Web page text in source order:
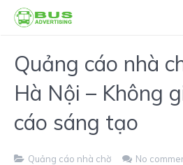
Quảng cáo nhà
Hà Nội – Không
cáo sáng tạo
Quảng cáo nhà chờ No